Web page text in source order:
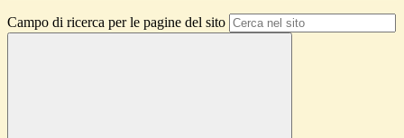
Campo di ricerca per le pagine del sito